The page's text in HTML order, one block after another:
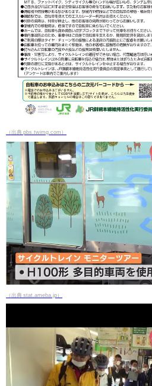
（出典 pbs.twimg.com）
（出典 stat.ameba.jp）